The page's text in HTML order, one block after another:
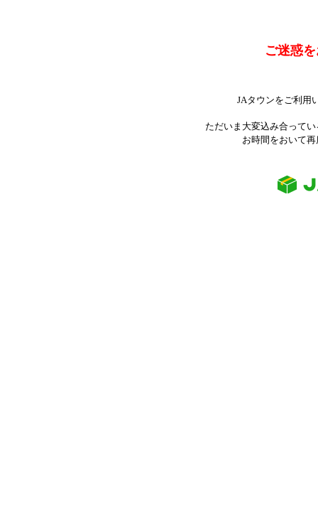
ご迷惑
JAタウンをご利用
ただいま大変込み合って
お時間をおいて